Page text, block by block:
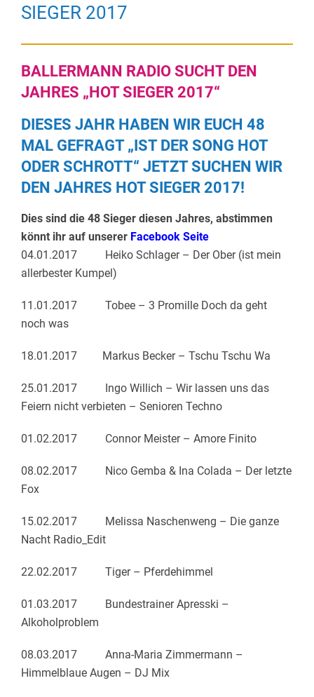
SIEGER 2017
BALLERMANN RADIO SUCHT DEN
JAHRES „HOT SIEGER 2017“
DIESES JAHR HABEN WIR EUCH 48
MAL GEFRAGT „IST DER SONG HOT
ODER SCHROTT“ JETZT SUCHEN WIR
DEN JAHRES HOT SIEGER 2017!
Dies sind die 48 Sieger diesen Jahres, abstimmen
könnt ihr auf unserer Facebook Seite
04.01.2017 Heiko Schlager – Der Ober (ist mein
allerbester Kumpel)
11.01.2017 Tobee – 3 Promille Doch da geht
noch was
18.01.2017 Markus Becker – Tschu Tschu Wa
25.01.2017 Ingo Willich – Wir lassen uns das
Feiern nicht verbieten – Senioren Techno
01.02.2017 Connor Meister – Amore Finito
08.02.2017 Nico Gemba & Ina Colada – Der letzte
Fox
15.02.2017 Melissa Naschenweng – Die ganze
Nacht Radio_Edit
22.02.2017 Tiger – Pferdehimmel
01.03.2017 Bundestrainer Apresski –
Alkoholproblem
08.03.2017 Anna-Maria Zimmermann –
Himmelblaue Augen – DJ Mix